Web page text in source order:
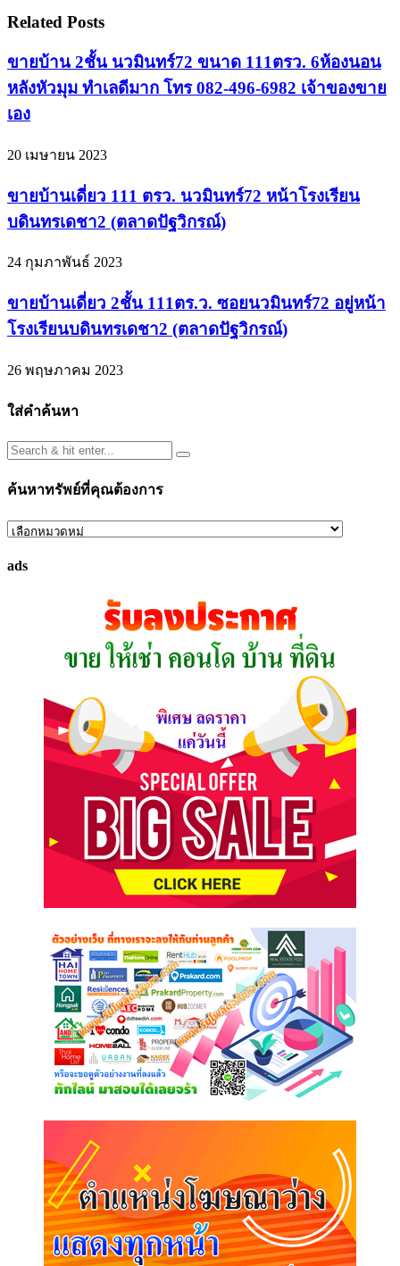
Related Posts
ขายบ้าน 2ชั้น นวมินทร์72 ขนาด 111ตรว. 6ห้องนอน
หลังหัวมุม ทำเลดีมาก โทร 082-496-6982 เจ้าของขาย
เอง
20 เมษายน 2023
ขายบ้านเดี่ยว 111 ตรว. นวมินทร์72 หน้าโรงเรียน
บดินทรเดชา2 (ตลาดปัฐวิกรณ์)
24 กุมภาพันธ์ 2023
ขายบ้านเดี่ยว 2ชั้น 111ตร.ว. ซอยนวมินทร์72 อยู่หน้า
โรงเรียนบดินทรเดชา2 (ตลาดปัฐวิกรณ์)
26 พฤษภาคม 2023
ใส่คำค้นหา
ค้นหาทรัพย์ที่คุณต้องการ
ค้นหา
ที่
ads